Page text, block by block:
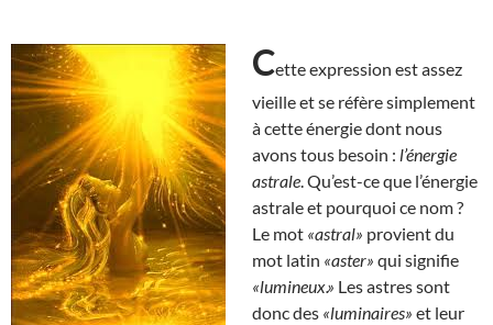
Cette expression est assez
vieille et se réfère simplement
à cette énergie dont nous
avons tous besoin : l’énergie
astrale . Qu’est-ce que l’énergie
astrale et pourquoi ce nom ?
Le mot «astral» provient du
mot latin «aster» qui signifie
«lumineux.» Les astres sont
donc des «luminaires» et leur